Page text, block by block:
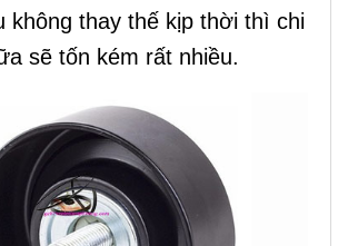
không thay thế kịp thời thì chi
sẽ tốn kém rất nhiều.